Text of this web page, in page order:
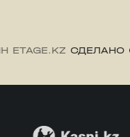
ETAGE.KZ СДЕЛАНО